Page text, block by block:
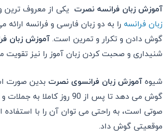
آموزش زبان فرانسه نصرت یکی از معروف ترین
زبان فرانسه را به دو زبان فارسی و فرانسه
گوش دادن و تکرار و تمرین است.آموزش زبان
شنیداری و صحبت کردن زبان آموز را نیز تقویت
شیوهآموزش زبان فرانسوی نصرت
گوش می دهد تا پس از 90
صوتی است، به راحتی می توان آن را با استفاده
موقعیتی گوش داد.